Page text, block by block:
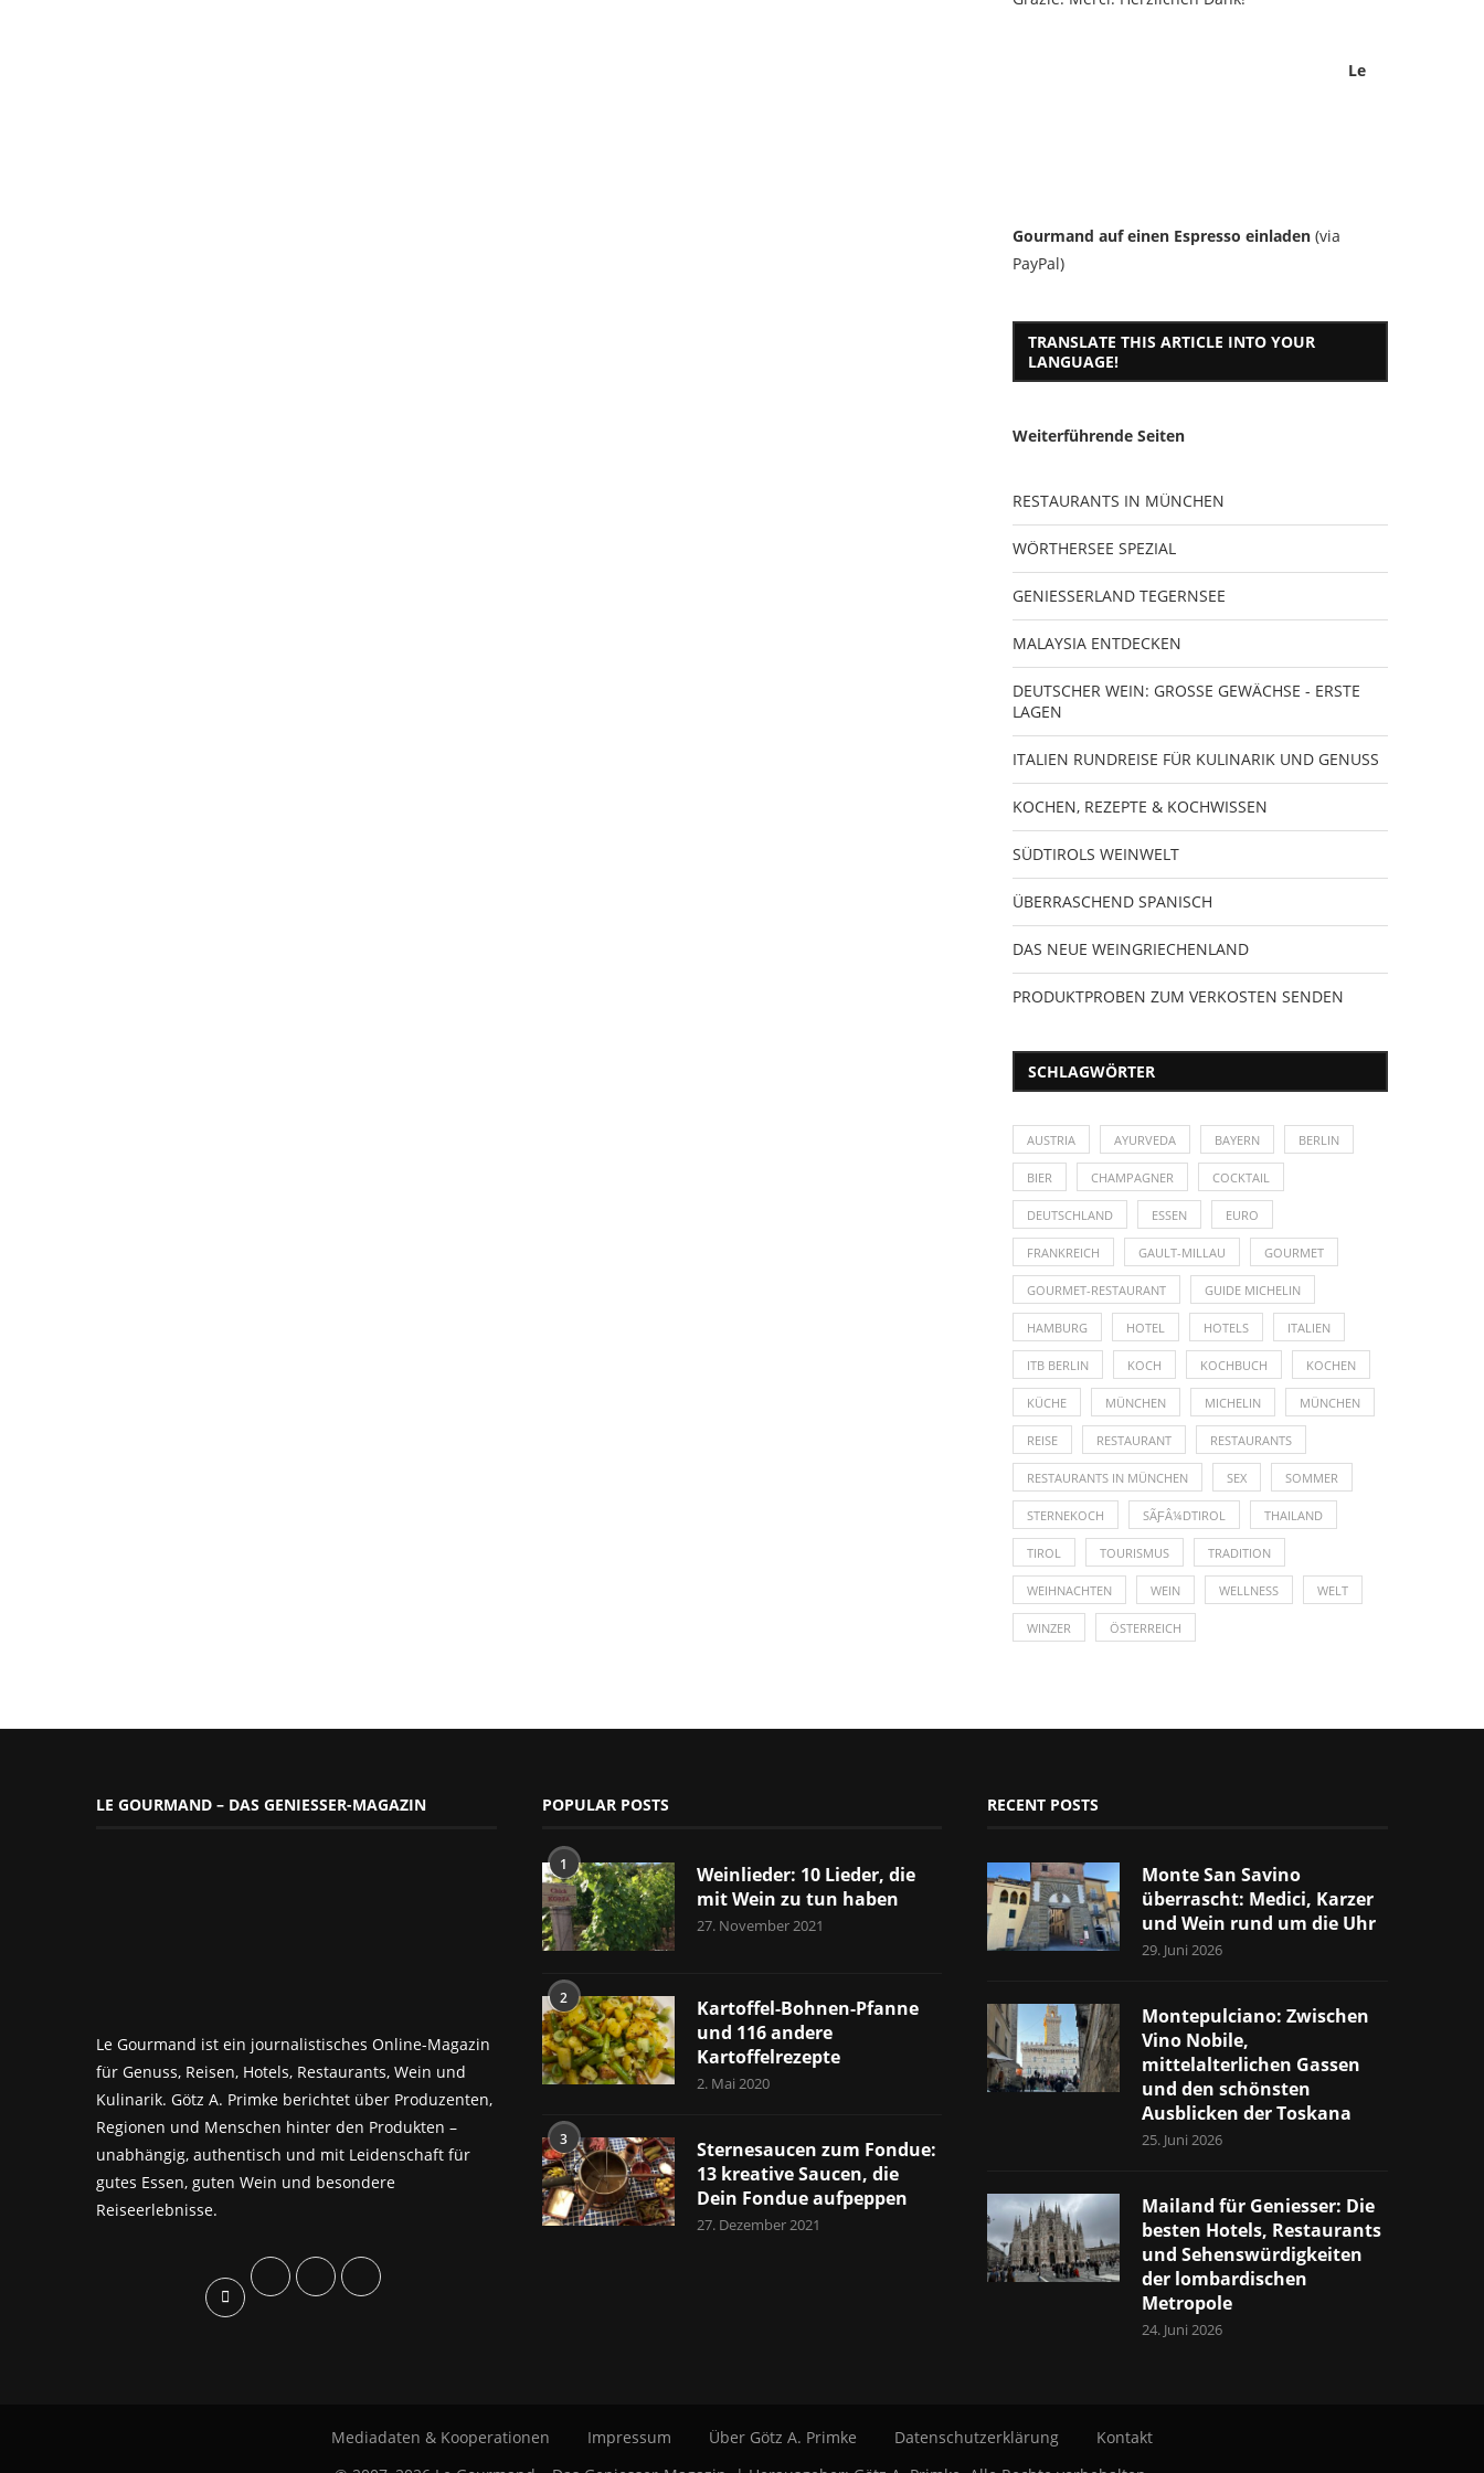
Le
Gourmand auf einen Espresso einladen (via
PayPal)
TRANSLATE THIS ARTICLE INTO YOUR
LANGUAGE!
Weiterführende Seiten
RESTAURANTS IN MÜNCHEN
WÖRTHERSEE SPEZIAL
GENIESSERLAND TEGERNSEE
MALAYSIA ENTDECKEN
DEUTSCHER WEIN: GROSSE GEWÄCHSE - ERSTE
LAGEN
ITALIEN RUNDREISE FÜR KULINARIK UND GENUSS
KOCHEN, REZEPTE & KOCHWISSEN
SÜDTIROLS WEINWELT
ÜBERRASCHEND SPANISCH
DAS NEUE WEINGRIECHENLAND
PRODUKTPROBEN ZUM VERKOSTEN SENDEN
SCHLAGWÖRTER
AUSTRIA AYURVEDA BAYERN BERLIN
BIER CHAMPAGNER COCKTAIL
DEUTSCHLAND ESSEN EURO
FRANKREICH GAULT-MILLAU GOURMET
GOURMET-RESTAURANT GUIDE MICHELIN
HAMBURG HOTEL HOTELS ITALIEN
ITB BERLIN KOCH KOCHBUCH KOCHEN
KÜCHE MÜNCHEN MICHELIN MÜNCHEN
REISE RESTAURANT RESTAURANTS
RESTAURANTS IN MÜNCHEN SEX SOMMER
STERNEKOCH SÃƑÂ¼DTIROL THAILAND
TIROL TOURISMUS TRADITION
WEIHNACHTEN WEIN WELLNESS WELT
WINZER ÖSTERREICH
LE GOURMAND – DAS GENIESSER-MAGAZIN
Le Gourmand ist ein journalistisches Online-Magazin
für Genuss, Reisen, Hotels, Restaurants, Wein und
Kulinarik. Götz A. Primke berichtet über Produzenten,
Regionen und Menschen hinter den Produkten –
unabhängig, authentisch und mit Leidenschaft für
gutes Essen, guten Wein und besondere
Reiseerlebnisse.
POPULAR POSTS
1
Weinlieder: 10 Lieder, die
mit Wein zu tun haben
27. November 2021
2
Kartoffel-Bohnen-Pfanne
und 116 andere
Kartoffelrezepte
2. Mai 2020
3
Sternesaucen zum Fondue:
13 kreative Saucen, die
Dein Fondue aufpeppen
27. Dezember 2021
RECENT POSTS
Monte San Savino
überrascht: Medici, Karzer
und Wein rund um die Uhr
29. Juni 2026
Montepulciano: Zwischen
Vino Nobile,
mittelalterlichen Gassen
und den schönsten
Ausblicken der Toskana
25. Juni 2026
Mailand für Geniesser: Die
besten Hotels, Restaurants
und Sehenswürdigkeiten
der lombardischen
Metropole
24. Juni 2026
Mediadaten & Kooperationen Impressum Über Götz A. Primke Datenschutzerklärung
Kontakt